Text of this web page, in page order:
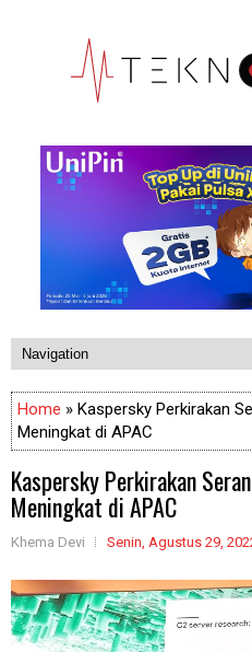
Home » Kaspersky Perkirakan
Meningkat di APAC
Kaspersky Perkirakan
Meningkat di APAC
Khema Devi Senin, Agustus 29,